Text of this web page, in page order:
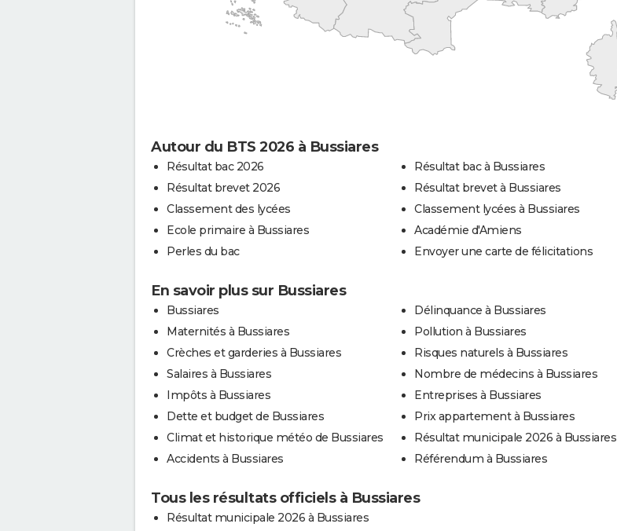
Autour du BTS 2026 à Bussiares
Résultat bac 2026
Résultat brevet 2026
Classement des lycées
Ecole primaire à Bussiares
Perles du bac
Résultat bac à Bussiares
Résultat brevet à Bussiares
Classement lycées à Bussiares
Académie d'Amiens
Envoyer une carte de félicitations
En savoir plus sur Bussiares
Bussiares
Maternités à Bussiares
Crèches et garderies à Bussiares
Salaires à Bussiares
Impôts à Bussiares
Dette et budget de Bussiares
Climat et historique météo de Bussiares
Accidents à Bussiares
Délinquance à Bussiares
Pollution à Bussiares
Risques naturels à Bussiares
Nombre de médecins à Bussiares
Entreprises à Bussiares
Prix appartement à Bussiares
Résultat municipale 2026 à Bussiares
Référendum à Bussiares
Tous les résultats officiels à Bussiares
Résultat municipale 2026 à Bussiares